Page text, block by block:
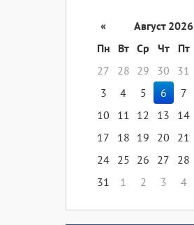
« Август 2026
Пн
Вт Ср Чт Пт
27
28 29 30 31
3
4 5 6 7
10
11 12 13 14
17
18 19 20 21
24 25 26 27 28
31
1 2 3 4